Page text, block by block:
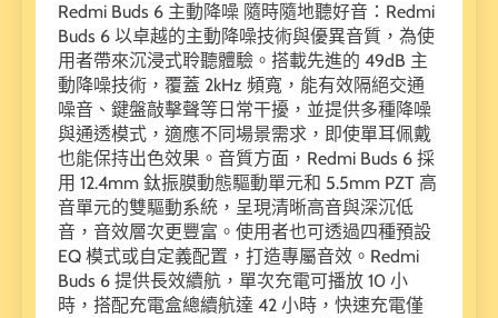
Redmi Buds 6 主動降噪 隨時隨地聽好音：Redmi
Buds 6 以卓越的主動降噪技術與優異音質，為使
用者帶來沉浸式聆聽體驗。搭載先進的 49dB 主
動降噪技術，覆蓋 2kHz 頻寬，能有效隔絕交通
噪音、鍵盤敲擊聲等日常干擾，並提供多種降噪
與通透模式，適應不同場景需求，即使單耳佩戴
也能保持出色效果。音質方面，Redmi Buds 6 採
用 12.4mm 鈦振膜動態驅動單元和 5.5mm PZT 高
音單元的雙驅動系統，呈現清晰高音與深沉低
音，音效層次更豐富。使用者也可透過四種預設
EQ 模式或自定義配置，打造專屬音效。Redmi
Buds 6 提供長效續航，單次充電可播放 10 小
時，搭配充電盒總續航達 42 小時，快速充電僅